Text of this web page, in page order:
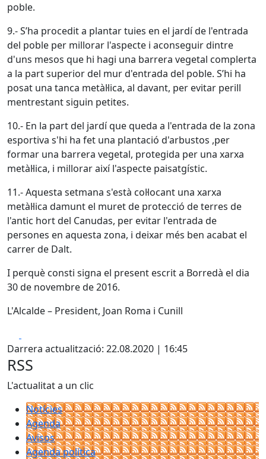
poble.
9.- S’ha procedit a plantar tuies en el jardí de l'entrada
del poble per millorar l'aspecte i aconseguir dintre
d'uns mesos que hi hagi una barrera vegetal complerta
a la part superior del mur d'entrada del poble. S’hi ha
posat una tanca metàl·lica, al davant, per evitar perill
mentrestant siguin petites.
10.- En la part del jardí que queda a l'entrada de la zona
esportiva s'hi ha fet una plantació d'arbustos ,per
formar una barrera vegetal, protegida per una xarxa
metàl·lica, i millorar així l'aspecte paisatgístic.
11.- Aquesta setmana s'està col·locant una xarxa
metàl·lica damunt el muret de protecció de terres de
l'antic hort del Canudas, per evitar l'entrada de
persones en aquesta zona, i deixar més ben acabat el
carrer de Dalt.
I perquè consti signa el present escrit a Borredà el dia
30 de novembre de 2016.
L'Alcalde – President, Joan Roma i Cunill
Darrera actualització: 22.08.2020 | 16:45
RSS
L'actualitat a un clic
Notícies
Agenda
Avisos
Agenda política